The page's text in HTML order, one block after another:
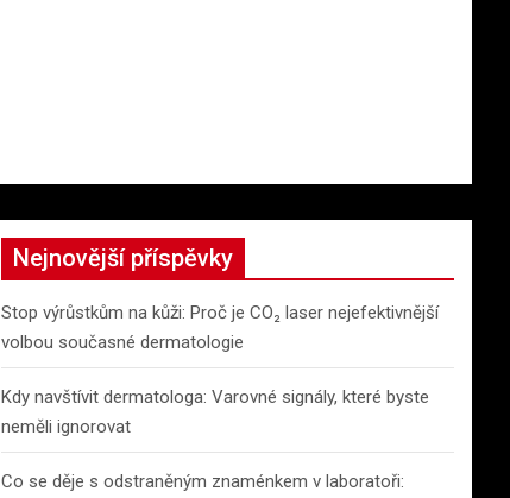
Nejnovější příspěvky
Stop výrůstkům na kůži: Proč je CO₂ laser nejefektivnější
volbou současné dermatologie
Kdy navštívit dermatologa: Varovné signály, které byste
neměli ignorovat
Co se děje s odstraněným znaménkem v laboratoři: